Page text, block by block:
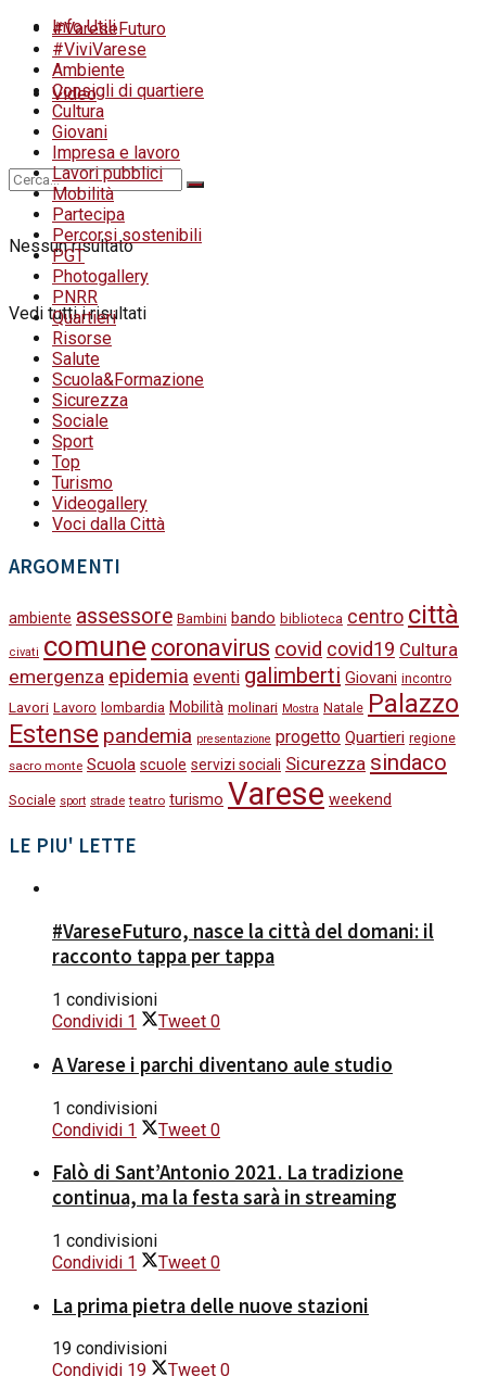
Info Utili
Video
Nessun risultato
Vedi tutti i risultati
#VareseFuturo
#ViviVarese
Ambiente
Consigli di quartiere
Cultura
Giovani
Impresa e lavoro
Lavori pubblici
Mobilità
Partecipa
Percorsi sostenibili
PGT
Photogallery
PNRR
Quartieri
Risorse
Salute
Scuola&Formazione
Sicurezza
Sociale
Sport
Top
Turismo
Videogallery
Voci dalla Città
ARGOMENTI
ambiente assessore Bambini bando biblioteca centro città
civati comune coronavirus covid covid19 Cultura
emergenza epidemia eventi galimberti Giovani incontro
Lavori Lavoro lombardia Mobilità molinari Mostra Natale Palazzo
Estense pandemia presentazione progetto Quartieri regione
sacro monte Scuola scuole servizi sociali Sicurezza sindaco
Sociale sport strade teatro turismo Varese weekend
LE PIU' LETTE
#VareseFuturo, nasce la città del domani: il
racconto tappa per tappa
1 condivisioni
Condividi 1 Tweet 0
A Varese i parchi diventano aule studio
1 condivisioni
Condividi 1 Tweet 0
Falò di Sant’Antonio 2021. La tradizione
continua, ma la festa sarà in streaming
1 condivisioni
Condividi 1 Tweet 0
La prima pietra delle nuove stazioni
19 condivisioni
Condividi 19 Tweet 0